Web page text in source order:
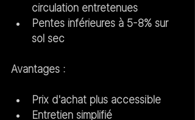
circulation entretenues
Pentes inférieures à 5-8% sur
sol sec
Avantages :
Prix d'achat plus accessible
Entretien simplifié